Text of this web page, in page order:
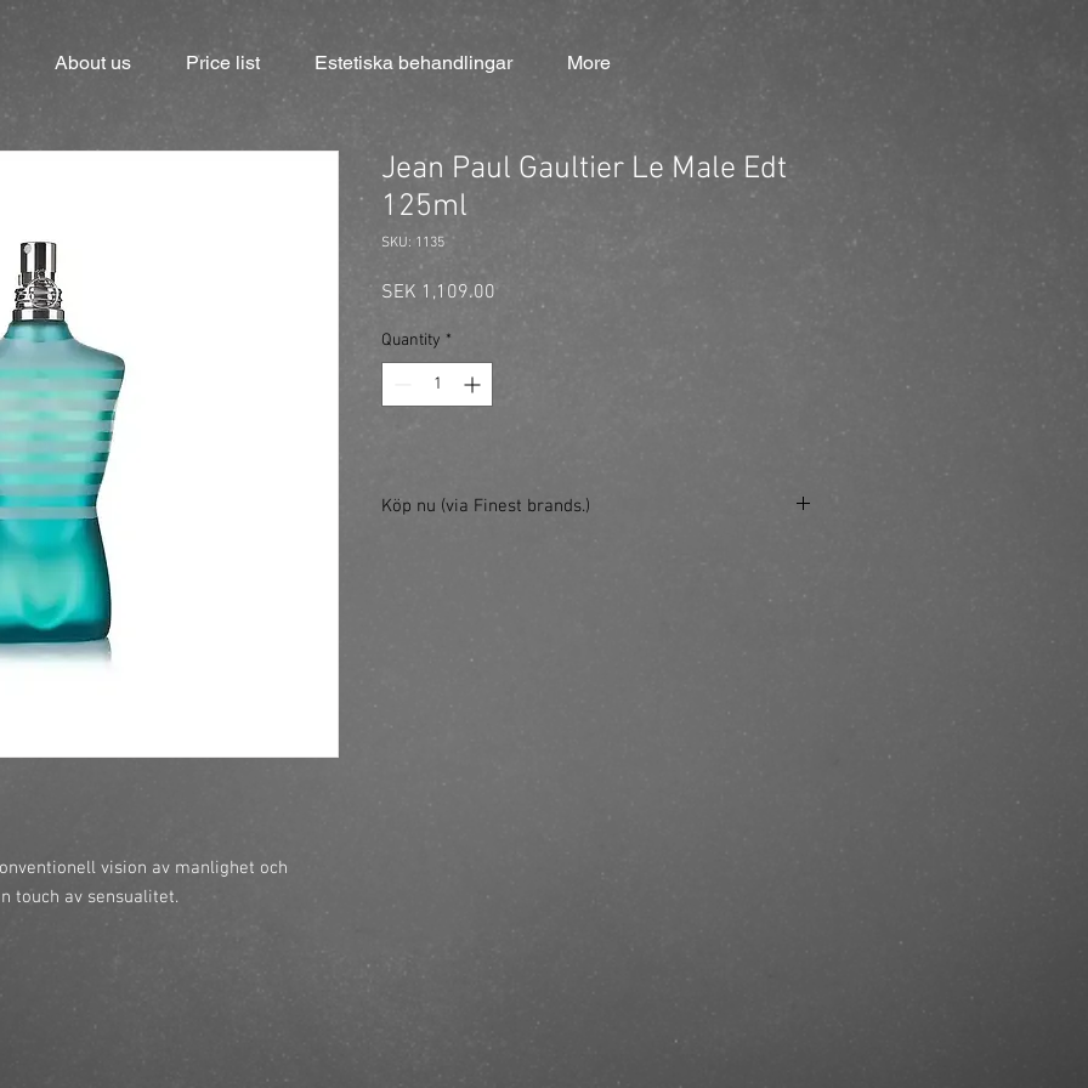
About us Price list Estetiska behandlingar More
vision av manlighet och
touch av sensualitet.
Jean Paul Gaultier Le Male Edt
125ml
SKU: 1135
SEK 1,109.00Price
Quantity *
Köp nu (via Finest brands.)